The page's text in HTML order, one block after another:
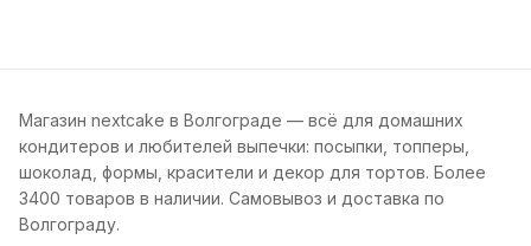
Магазин nextcake в Волгограде — всё для домашних
кондитеров и любителей выпечки: посыпки, топперы,
шоколад, формы, красители и декор для тортов. Более
3400 товаров в наличии. Самовывоз и доставка по
Волгограду.